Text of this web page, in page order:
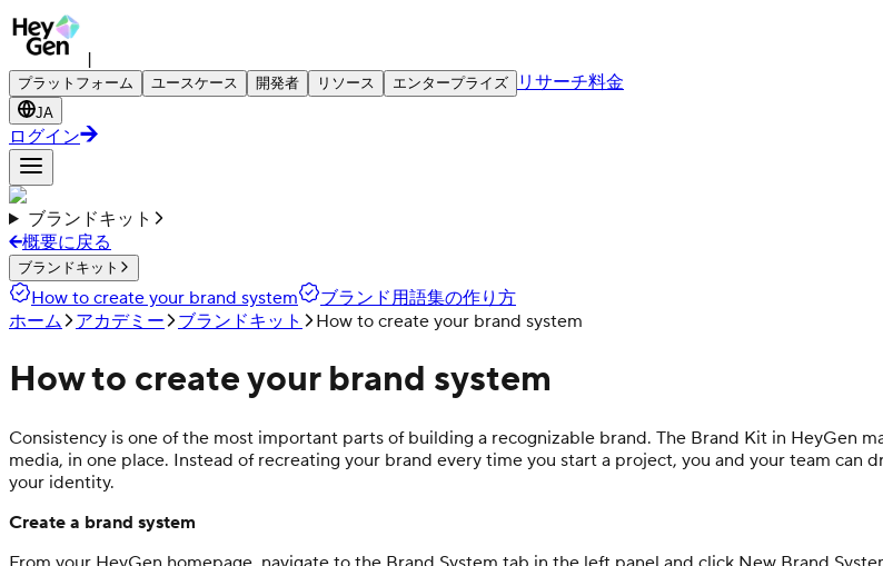
|
プラットフォーム ユースケース 開発者 リソース エンタープライズ リサーチ料金
JA
ログイン
ブランドキット
概要に戻る
ブランドキット
How to create your brand system
ブランド用語集の作り方
ホーム
アカデミー ブランドキット How to create your brand system
How to create your brand system
Consistency is one of the most important parts of building a recognizable brand. The Brand Kit in HeyGen
media, in one place. Instead of recreating your brand every time you start a project, you and your team
your identity.
Create a brand system